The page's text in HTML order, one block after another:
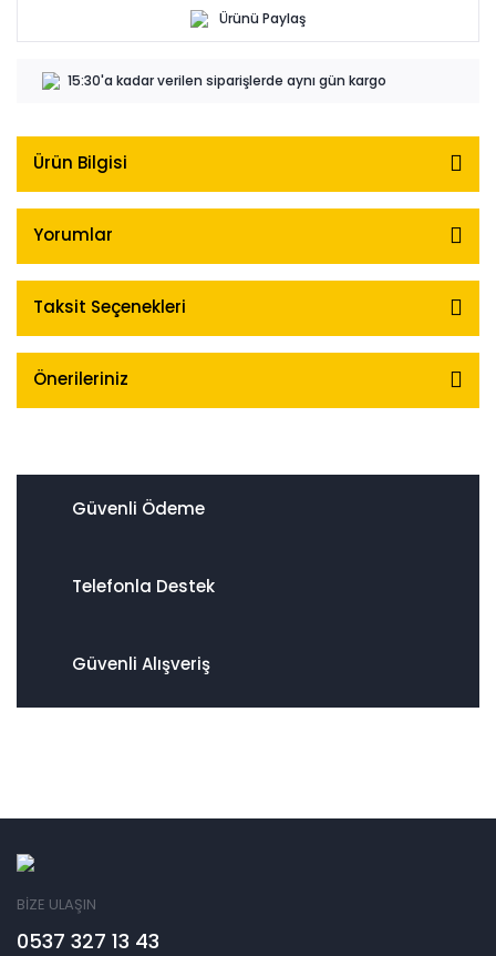
Ürünü Paylaş
15:30'a kadar verilen siparişlerde aynı gün kargo
Ürün Bilgisi
Yorumlar
Taksit Seçenekleri
Önerileriniz
Güvenli Ödeme
Telefonla Destek
Güvenli Alışveriş
BİZE ULAŞIN
0537 327 13 43